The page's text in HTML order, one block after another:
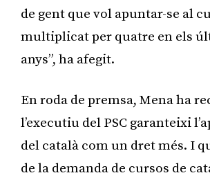
de gent que vol apuntar-se al
multiplicat per quatre en els
anys”, ha afegit.
En roda de premsa, Mena ha
l’executiu del PSC garanteixi
del català com un dret més. I
de la demanda de cursos de